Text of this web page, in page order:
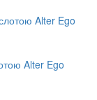
Alter Ego